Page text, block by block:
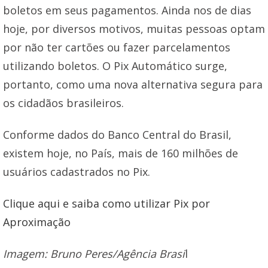
boletos em seus pagamentos. Ainda nos de dias
hoje, por diversos motivos, muitas pessoas optam
por não ter cartões ou fazer parcelamentos
utilizando boletos. O Pix Automático surge,
portanto, como uma nova alternativa segura para
os cidadãos brasileiros.
Conforme dados do Banco Central do Brasil,
existem hoje, no País, mais de 160 milhões de
usuários cadastrados no Pix.
Clique aqui e saiba como utilizar Pix por
Aproximação
Imagem: Bruno Peres/Agência Brasil